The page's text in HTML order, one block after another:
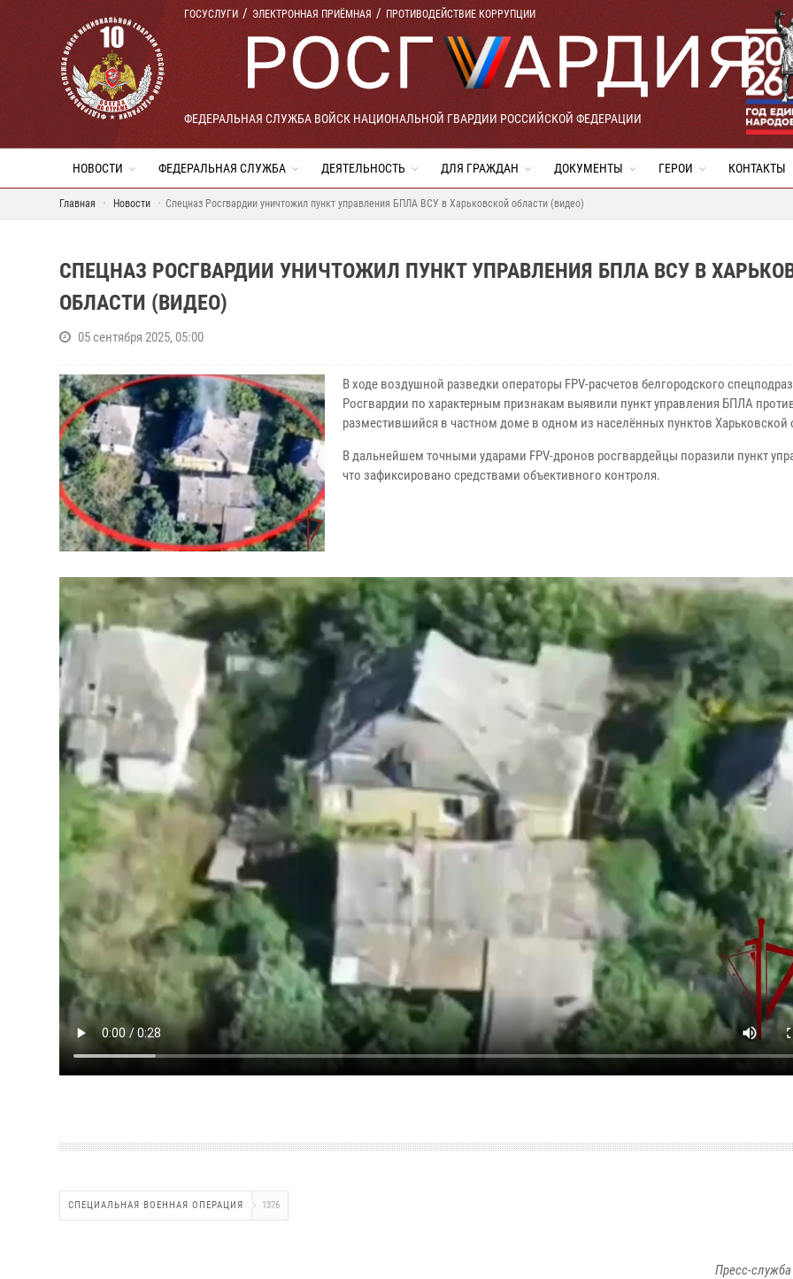
ГОСУСЛУГИ ЭЛЕКТРОННАЯ ПРИЁМНАЯ ПРОТИВОДЕЙСТВИЕ КОРРУПЦИИ
ФЕДЕРАЛЬНАЯ СЛУЖБА ВОЙСК НАЦИОНАЛЬНОЙ ГВАРДИИ РОССИЙСКОЙ ФЕДЕРАЦИИ
НОВОСТИ ФЕДЕРАЛЬНАЯ СЛУЖБА ДЕЯТЕЛЬНОСТЬ ДЛЯ ГРАЖДАН ДОКУМЕНТЫ ГЕРОИ КОНТАКТЫ
Главная Новости Спецназ Росгвардии уничтожил пункт управления БПЛА ВСУ в Харьковской области (видео)
СПЕЦНАЗ РОСГВАРДИИ УНИЧТОЖИЛ ПУНКТ УПРАВЛЕНИЯ БПЛА ВСУ В
ОБЛАСТИ (ВИДЕО)
05 сентября 2025, 05:00
В ходе воздушной разведки операторы FPV-расчетов белгородского
Росгвардии по характерным признакам выявили пункт управления БПЛА
разместившийся в частном доме в одном из населённых пунктов Харьковской
В дальнейшем точными ударами FPV-дронов росгвардейцы поразили пункт
что зафиксировано средствами объективного контроля.
СПЕЦИАЛЬНАЯ ВОЕННАЯ ОПЕРАЦИЯ 1376
Пресс-служба